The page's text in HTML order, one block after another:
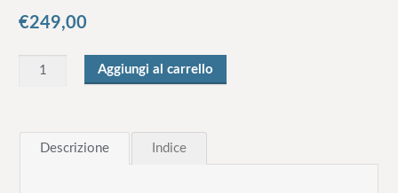
€249,00
Aggiungi al carrello
Descrizione Indice